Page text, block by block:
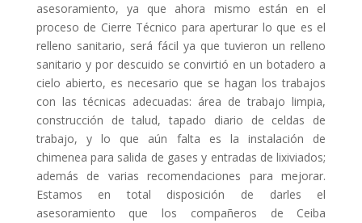
asesoramiento, ya que ahora mismo están en el
proceso de Cierre Técnico para aperturar lo que es el
relleno sanitario, será fácil ya que tuvieron un relleno
sanitario y por descuido se convirtió en un botadero a
cielo abierto, es necesario que se hagan los trabajos
con las técnicas adecuadas: área de trabajo limpia,
construcción de talud, tapado diario de celdas de
trabajo, y lo que aún falta es la instalación de
chimenea para salida de gases y entradas de lixiviados;
además de varias recomendaciones para mejorar.
Estamos en total disposición de darles el
asesoramiento que los compañeros de Ceiba